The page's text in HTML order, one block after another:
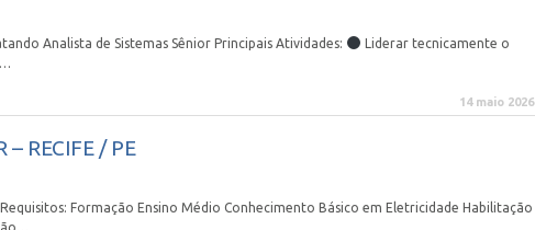
Analista de Sistemas Sênior Principais Atividades:
Liderar tecnicamente o
14 maio 2026
– RECIFE / PE
Requisitos: Formação Ensino Médio Conhecimento Básico em Eletricidade Habilitação